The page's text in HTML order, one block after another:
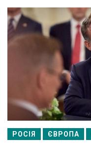
РОСІЯ ЄВРОПА